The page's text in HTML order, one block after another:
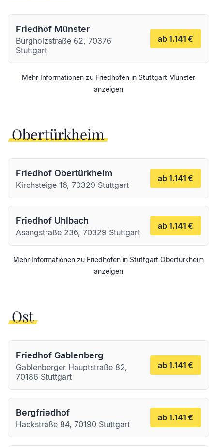
Friedhof Münster
Burgholzstraße 62, 70376
Stuttgart
ab 1.141 €
Mehr Informationen zu Friedhöfen in Stuttgart Münster
anzeigen
Obertürkheim
Friedhof Obertürkheim
Kirchsteige 16, 70329 Stuttgart
ab 1.141 €
Friedhof Uhlbach
Asangstraße 236, 70329 Stuttgart
ab 1.141 €
Mehr Informationen zu Friedhöfen in Stuttgart Obertürkheim
anzeigen
Ost
Friedhof Gablenberg
Gablenberger Hauptstraße 82,
70186 Stuttgart
ab 1.141 €
Bergfriedhof
Hackstraße 84, 70190 Stuttgart
ab 1.141 €